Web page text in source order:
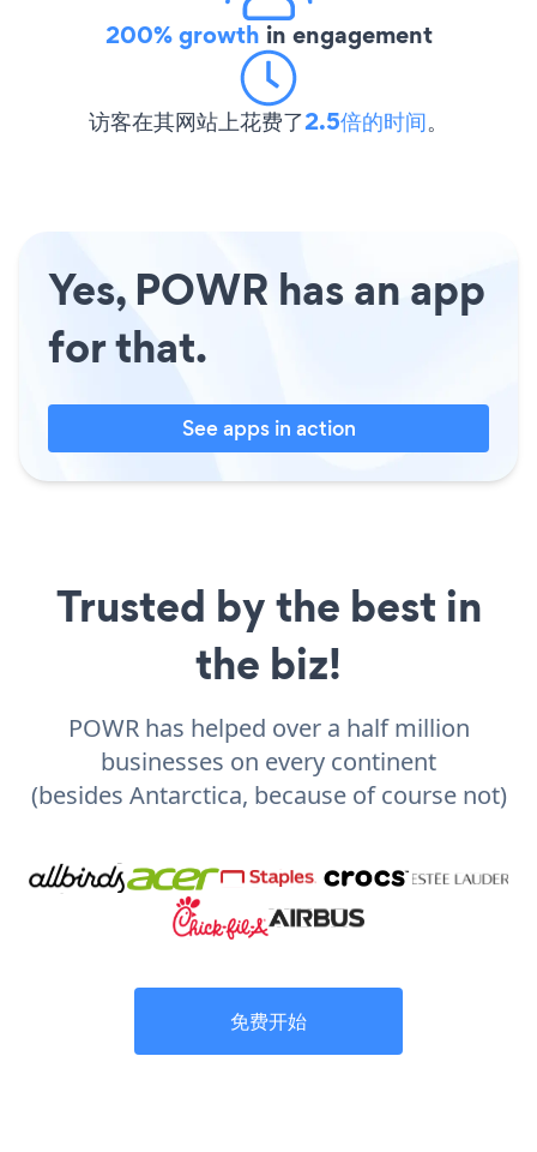
200% growth in engagement
访客在其网站上花费了2.5倍的时间。
Yes, POWR has an app
for that.
See apps in action
Trusted by the best in
the biz!
POWR has helped over a half million
businesses on every continent
(besides Antarctica, because of course not)
免费开始